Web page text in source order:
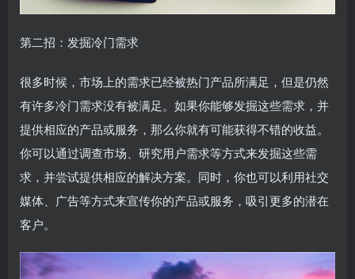
第二招：发掘冷门需求
很多时候，市场上的需求已经被热门产品所满足，但是仍然
有许多冷门需求没有被满足。如果你能够发掘这些需求，并
提供相应的产品或服务，那么你就有可能获得不错的收益。
你可以通过调查市场、研究用户需求等方式来发掘这些需
求，并尝试提供相应的解决方案。同时，你也可以利用社交
媒体、广告等方式来宣传你的产品或服务，吸引更多的潜在
客户。